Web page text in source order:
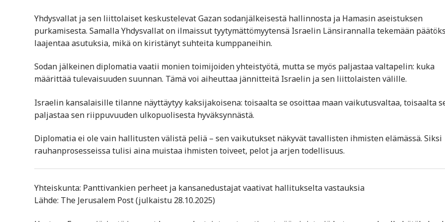
Yhdysvallat ja sen liittolaiset keskustelevat Gazan sodanjälkeisestä hallinnosta ja Hamasin aseistuksen
purkamisesta. Samalla Yhdysvallat on ilmaissut tyytymättömyytensä Israelin Länsirannalla tekemään
laajentaa asutuksia, mikä on kiristänyt suhteita kumppaneihin.
Sodan jälkeinen diplomatia vaatii monien toimijoiden yhteistyötä, mutta se myös paljastaa valtapelin: kuka
määrittää tulevaisuuden suunnan. Tämä voi aiheuttaa jännitteitä Israelin ja sen liittolaisten välille.
Israelin kansalaisille tilanne näyttäytyy kaksijakoisena: toisaalta se osoittaa maan vaikutusvaltaa, toisaalta
paljastaa sen riippuvuuden ulkopuolisesta hyväksynnästä.
Diplomatia ei ole vain hallitusten välistä peliä – sen vaikutukset näkyvät tavallisten ihmisten elämässä. Siksi
rauhanprosesseissa tulisi aina muistaa ihmisten toiveet, pelot ja arjen todellisuus.
Yhteiskunta: Panttivankien perheet ja kansanedustajat vaativat hallitukselta vastauksia
Lähde: The Jerusalem Post (julkaistu 28.10.2025)